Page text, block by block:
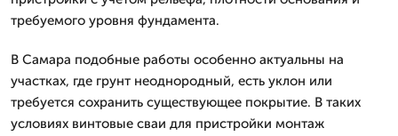
требуемого уровня фундамента.
В Самара подобные работы особенно актуальны на
участках, где грунт неоднородный, есть уклон или
требуется сохранить существующее покрытие. В таких
условиях винтовые сваи для пристройки монтаж